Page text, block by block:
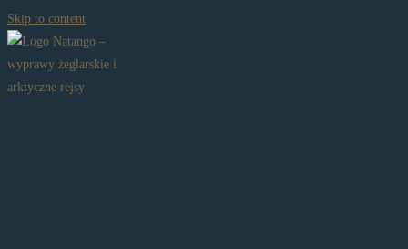
Skip to content